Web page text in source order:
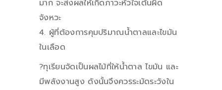
มาก จะส่งผลให้เกิดภาวะหัวใจเต้นผิด
จังหวะ
4. ผู้ที่ต้องการคุมปริมาณน้ำตาลและไขมัน
ในเลือด
?ทุเรียนจัดเป็นผลไม้ที่ให้น้ำตาล ไขมัน และ
มีพลังงานสูง ดังนั้นจึงควรระมัดระวังใน